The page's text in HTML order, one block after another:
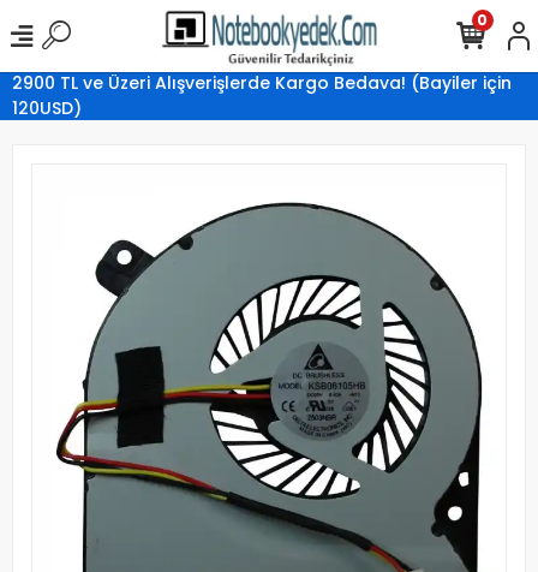
2900 TL ve Üzeri Alışverişlerde Kargo Bedava! (Bayiler için
120USD)
0